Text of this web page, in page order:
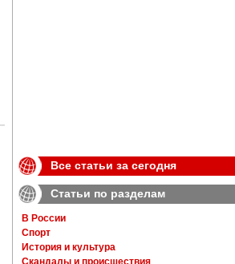
Все статьи за сегодня
Статьи по разделам
В России
Спорт
История и культура
Скандалы и происшествия